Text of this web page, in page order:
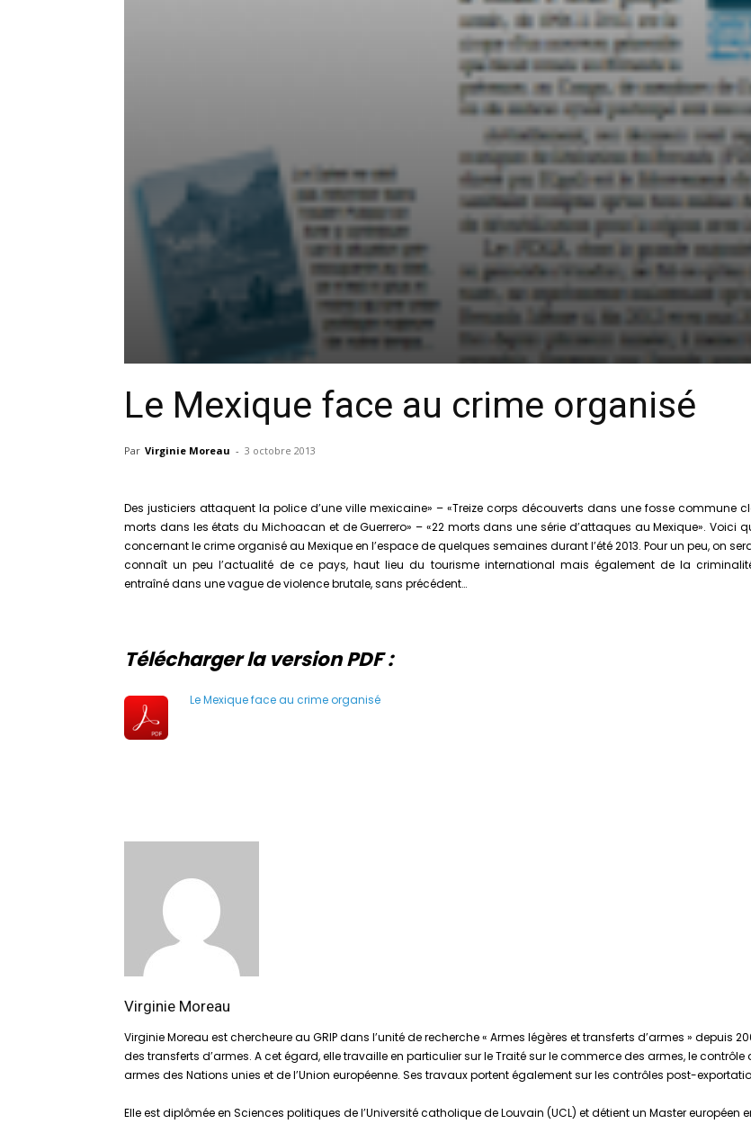
Le Mexique face au crime organisé
Par Virginie Moreau - 3 octobre 2013
Des justiciers attaquent la police d’une ville mexicaine» – «Treize corps découverts dans une fosse commune
morts dans les états du Michoacan et de Guerrero» – «22 morts dans une série d’attaques au Mexique».
concernant le crime organisé au Mexique en l’espace de quelques semaines durant l’été 2013. Pour un peu, on
connaît un peu l’actualité de ce pays, haut lieu du tourisme international mais également de la
entraîné dans une vague de violence brutale, sans précédent…
Télécharger la version PDF :
Le Mexique face au crime organisé
Virginie Moreau
Virginie Moreau est chercheure au GRIP dans l’unité de recherche « Armes légères et transferts d’armes » depuis
des transferts d’armes. A cet égard, elle travaille en particulier sur le Traité sur le commerce des armes, le
armes des Nations unies et de l’Union européenne. Ses travaux portent également sur les contrôles post-
Elle est diplômée en Sciences politiques de l’Université catholique de Louvain (UCL) et détient un Master